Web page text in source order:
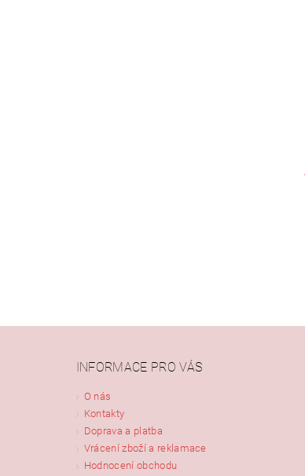
INFORMACE PRO VÁS
O nás
Kontakty
Doprava a platba
Vrácení zboží a reklamace
Hodnocení obchodu